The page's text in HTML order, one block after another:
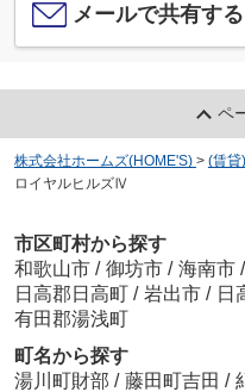
メールで共有する
ペ
株式会社ホームズ(HOME'S) > (賃貸
ロイヤルヒルズⅣ
市区町村から探す
和歌山市 / 御坊市 / 海南市 /
日高郡日高町 / 岩出市 / 日
有田郡湯浅町
町名から探す
湯川町財部 / 藤田町吉田 /